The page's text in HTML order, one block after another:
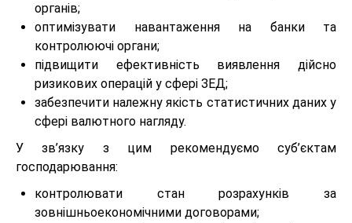
органів;
оптимізувати навантаження на банки та
контролюючі органи;
підвищити ефективність виявлення дійсно
ризикових операцій у сфері ЗЕД;
забезпечити належну якість статистичних даних у
сфері валютного нагляду.
У зв’язку з цим рекомендуємо суб’єктам
господарювання:
контролювати стан розрахунків за
зовнішньоекономічними договорами;